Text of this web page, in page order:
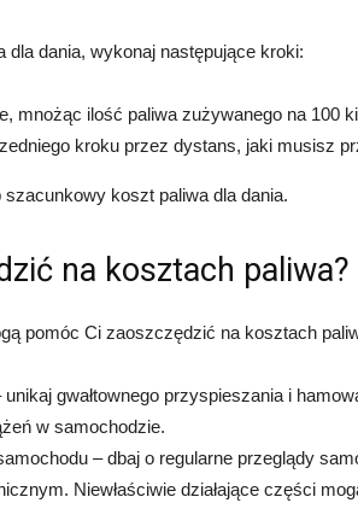
dania, wykonaj następujące kroki:
mnożąc ilość paliwa zużywanego na 100
kroku przez dystans, jaki musisz
koszt paliwa dla dania.
na kosztach paliwa?
pomóc Ci zaoszczędzić na kosztach
gwałtownego przyspieszania i
w samochodzie.
– dbaj o regularne przeglądy
Niewłaściwie działające części